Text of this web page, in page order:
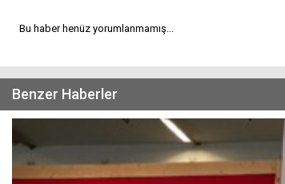
Bu haber henüz yorumlanmamış...
Benzer Haberler